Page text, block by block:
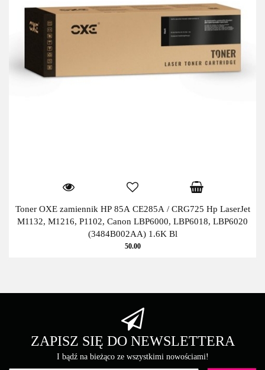
Toner OXE zamiennik HP 85A CE285A / CRG725 Hp LaserJet
M1132, M1216, P1102, Canon LBP6000, LBP6018, LBP6020
(3484B002AA) 1.6K Bl
50.00
ZAPISZ SIĘ DO NEWSLETTERA
I bądź na bieżąco ze wszystkimi nowościami!